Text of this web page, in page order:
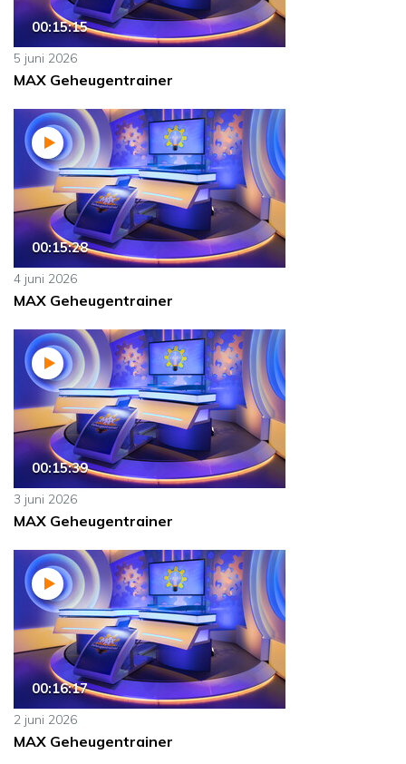
00:15:15
5 juni 2026
MAX Geheugentrainer
00:15:28
4 juni 2026
MAX Geheugentrainer
00:15:39
3 juni 2026
MAX Geheugentrainer
00:16:17
2 juni 2026
MAX Geheugentrainer